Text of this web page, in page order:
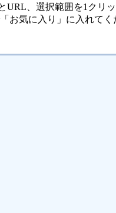
URL、選択範囲を1クリ
お気に入り」に入れてく